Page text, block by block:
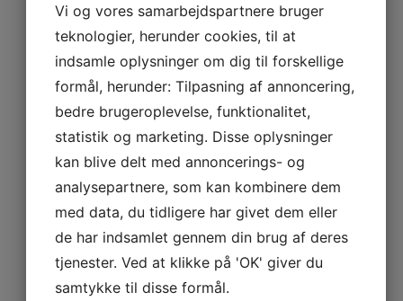
AL 11
AL 13
AL 14
AL 15
Lammina UL
Udforsk Lammina UL
UL 7,5
UL 8
Vi og vores samarbejdspartnere bruger
teknologier, herunder cookies, til at
indsamle oplysninger om dig til forskellige
formål, herunder: Tilpasning af annoncering,
bedre brugeroplevelse, funktionalitet,
statistik og marketing. Disse oplysninger
kan blive delt med annoncerings- og
analysepartnere, som kan kombinere dem
med data, du tidligere har givet dem eller
de har indsamlet gennem din brug af deres
tjenester. Ved at klikke på 'OK' giver du
samtykke til disse formål.